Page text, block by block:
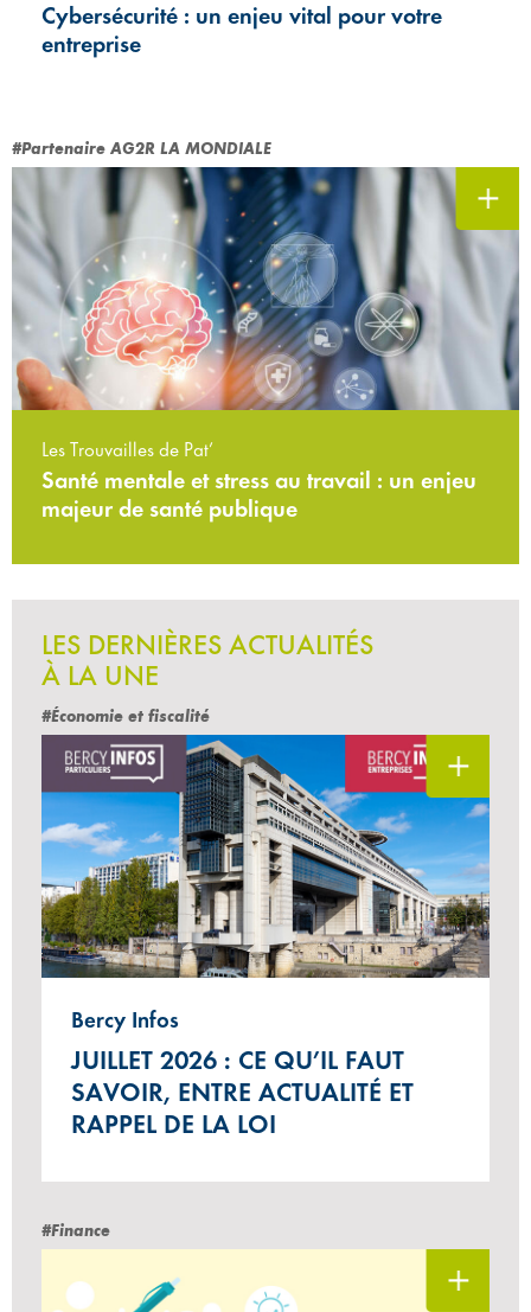
Cybersécurité : un enjeu vital pour votre
entreprise
#Partenaire AG2R LA MONDIALE
Les Trouvailles de Pat’
Santé mentale et stress au travail : un enjeu
majeur de santé publique
LES DERNIÈRES ACTUALITÉS
À LA UNE
#Économie et fiscalité
Bercy Infos
JUILLET 2026 : CE QU’IL FAUT
SAVOIR, ENTRE ACTUALITÉ ET
RAPPEL DE LA LOI
#Finance